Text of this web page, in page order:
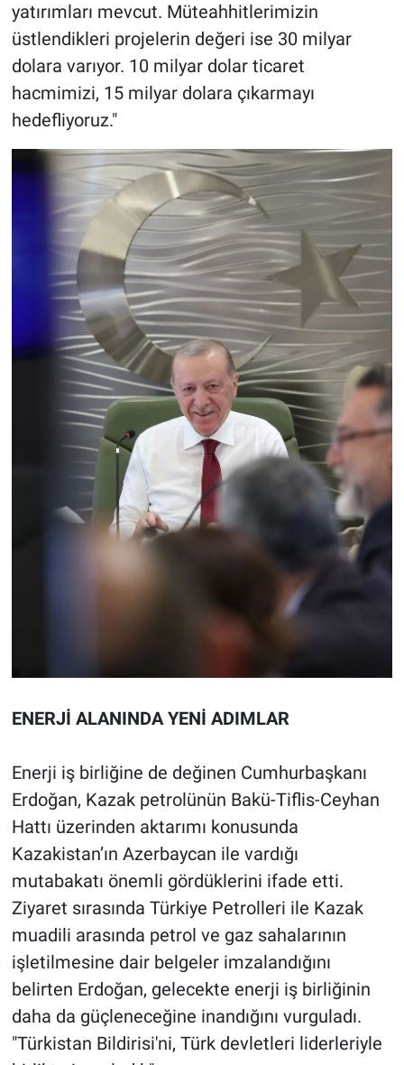
yatırımları mevcut. Müteahhitlerimizin
üstlendikleri projelerin değeri ise 30 milyar
dolara varıyor. 10 milyar dolar ticaret
hacmimizi, 15 milyar dolara çıkarmayı
hedefliyoruz."
ENERJİ ALANINDA YENİ ADIMLAR
Enerji iş birliğine de değinen Cumhurbaşkanı
Erdoğan, Kazak petrolünün Bakü-Tiflis-Ceyhan
Hattı üzerinden aktarımı konusunda
Kazakistan’ın Azerbaycan ile vardığı
mutabakatı önemli gördüklerini ifade etti.
Ziyaret sırasında Türkiye Petrolleri ile Kazak
muadili arasında petrol ve gaz sahalarının
işletilmesine dair belgeler imzalandığını
belirten Erdoğan, gelecekte enerji iş birliğinin
daha da güçleneceğine inandığını vurguladı.
"Türkistan Bildirisi'ni, Türk devletleri liderleriyle